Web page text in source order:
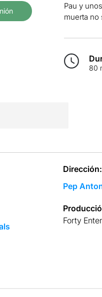
Pau y
muerta no
80
Dirección:
Pep
Forty